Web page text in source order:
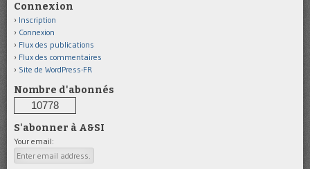
Connexion
Inscription
Connexion
Flux des publications
Flux des commentaires
Site de WordPress-FR
Nombre d'abonnés
10778
S'abonner à A&SI
Your email: